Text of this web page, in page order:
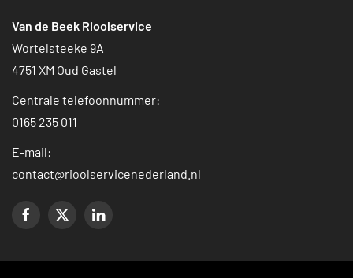
Van de Beek Rioolservice
Wortelsteeke 9A
4751 XM Oud Gastel
Centrale telefoonnummer:
0165 235 011
E-mail:
contact@rioolservicenederland.nl